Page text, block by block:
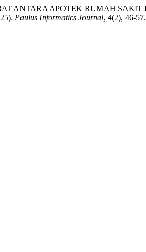
ANTARA APOTEK RUMAH
Paulus Informatics Journal, 4(2), 46-57.